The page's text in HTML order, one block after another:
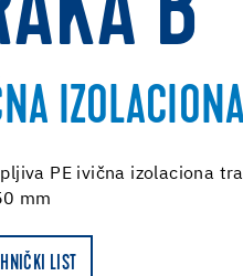
PE ivična izolaciona
mm
LIST